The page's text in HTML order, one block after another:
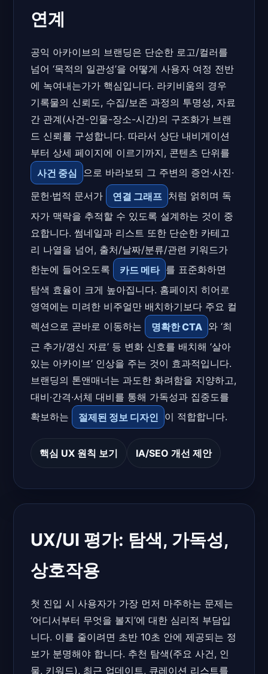
연계
공익 아카이브의 브랜딩은 단순한 로고/컬러를
넘어 ‘목적의 일관성’을 어떻게 사용자 여정 전반
에 녹여내는가가 핵심입니다. 라키비움의 경우
기록물의 신뢰도, 수집/보존 과정의 투명성, 자료
간 관계(사건-인물-장소-시간)의 구조화가 브랜
드 신뢰를 구성합니다. 따라서 상단 내비게이션
부터 상세 페이지에 이르기까지, 콘텐츠 단위를
사건 중심
으로 바라보되 그 주변의 증언·사진·
문헌·법적 문서가
연결 그래프 처럼 얽히며 독
자가 맥락을 추적할 수 있도록 설계하는 것이 중
요합니다. 썸네일과 리스트 또한 단순한 카테고
리 나열을 넘어, 출처/날짜/분류/관련 키워드가
한눈에 들어오도록
카드 메타 를 표준화하면
탐색 효율이 크게 높아집니다. 홈페이지 히어로
영역에는 미려한 비주얼만 배치하기보다 주요 컬
렉션으로 곧바로 이동하는
명확한 CTA 와 ‘최
근 추가/갱신 자료’ 등 변화 신호를 배치해 ‘살아
있는 아카이브’ 인상을 주는 것이 효과적입니다.
브랜딩의 톤앤매너는 과도한 화려함을 지양하고,
대비·간격·서체 대비를 통해 가독성과 집중도를
확보하는
절제된 정보 디자인 이 적합합니다.
핵심 UX 원칙 보기 IA/SEO 개선 제안
UX/UI 평가: 탐색, 가독성,
상호작용
첫 진입 시 사용자가 가장 먼저 마주하는 문제는
‘어디서부터 무엇을 볼지’에 대한 심리적 부담입
니다. 이를 줄이려면 초반 10초 안에 제공되는 정
보가 분명해야 합니다. 추천 탐색(주요 사건, 인
물, 키워드), 최근 업데이트, 큐레이션 리스트를